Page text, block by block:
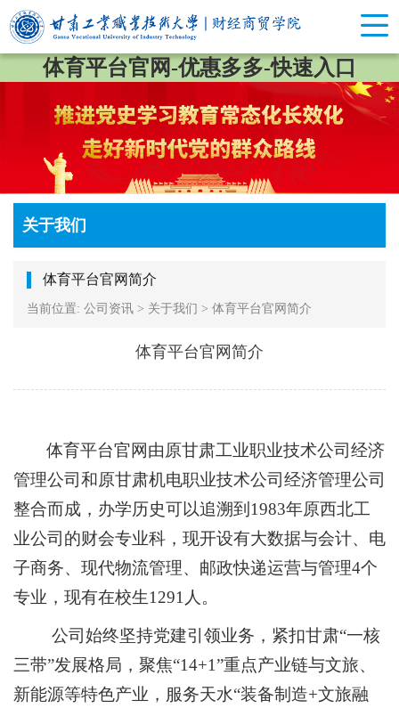
体育平台官网-优惠多多-快速入口
关于我们
体育平台官网简介
当前位置: 公司资讯 > 关于我们 > 体育平台官网简介
体育平台官网简介
体育平台官网由原甘肃工业职业技术公司经济
管理公司和原甘肃机电职业技术公司经济管理公司
整合而成，办学历史可以追溯到1983年原西北工
业公司的财会专业科，现开设有大数据与会计、电
子商务、现代物流管理、邮政快递运营与管理4个
专业，现有在校生1291人。
公司始终坚持党建引领业务，紧扣甘肃“一核
三带”发展格局，聚焦“14+1”重点产业链与文旅、
新能源等特色产业，服务天水“装备制造+文旅融